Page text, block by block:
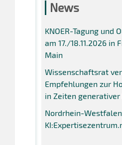
News
KNOER-Tagung und
am 17./18.11.2026 in
Main
Wissenschaftsrat
Empfehlungen zur
in Zeiten generativer
Nordrhein-